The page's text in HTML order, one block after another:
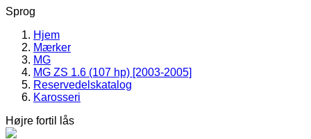
Sprog
Hjem
Mærker
MG
MG ZS 1.6 (107 hp) [2003-2005]
Reservedelskatalog
Karosseri
Højre fortil lås